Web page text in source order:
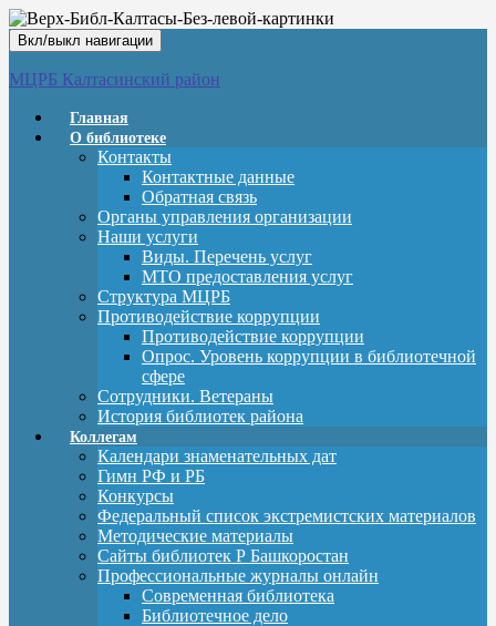
Вкл/выкл навигации
МЦРБ Калтасинский район
Главная
О библиотеке
Контакты
Контактные данные
Обратная связь
Органы управления организации
Наши услуги
Виды. Перечень услуг
МТО предоставления услуг
Структура МЦРБ
Противодействие коррупции
Противодействие коррупции
Опрос. Уровень коррупции в библиотечной
сфере
Сотрудники. Ветераны
История библиотек района
Коллегам
Календари знаменательных дат
Гимн РФ и РБ
Конкурсы
Федеральный список экстремистских материалов
Методические материалы
Сайты библиотек Р Башкоростан
Профессиональные журналы онлайн
Современная библиотека
Библиотечное дело